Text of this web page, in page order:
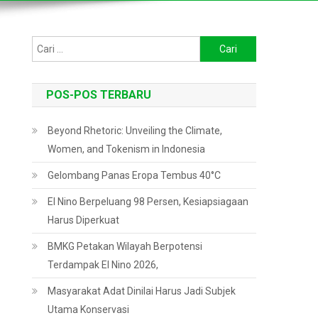
untuk:
POS-POS TERBARU
Beyond Rhetoric: Unveiling the Climate,
Women, and Tokenism in Indonesia
Gelombang Panas Eropa Tembus 40°C
El Nino Berpeluang 98 Persen, Kesiapsiagaan
Harus Diperkuat
BMKG Petakan Wilayah Berpotensi
Terdampak El Nino 2026,
Masyarakat Adat Dinilai Harus Jadi Subjek
Utama Konservasi